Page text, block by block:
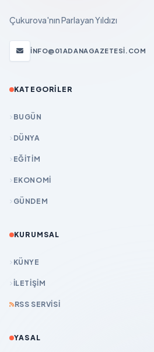
Çukurova'nın Parlayan Yıldızı
INFO@01ADANAGAZETESI.COM
KATEGORILER
BUGÜN
DÜNYA
EĞİTİM
EKONOMİ
GÜNDEM
KURUMSAL
KÜNYE
İLETIŞIM
RSS SERVISI
YASAL